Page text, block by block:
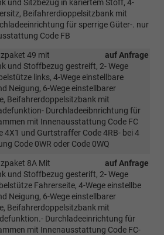
und Sitzbezug in kariertem Stoff, 4-
Beifahrerdioppelsitzbank mit
für sperrige Güter-. nur
Code FB
auf Anfrage
49 mit
und Stoffbezug gestreift, 2- Wege
links, 4-Wege einstellbare
Neigung, 6-Wege einstellbarer
Beifahrerdoppelsitzbank mit
Durchladeeibnrichtung für
mit Innenausstattung Code FC
4X1 und Gurtstraffer Code 4RB- bei 4
Code 0WR oder Code 0WQ
auf Anfrage
8A Mit
und Stoffbezug gesterift, 2- Wege
Fahrerseite, 4-Wege einstellbe
Neigung, 6-Wege einstellbarer
Beifahrerdoppelsitzbank mit
Durchladeeinrichtung für
mit Innenausstattung Code FC-